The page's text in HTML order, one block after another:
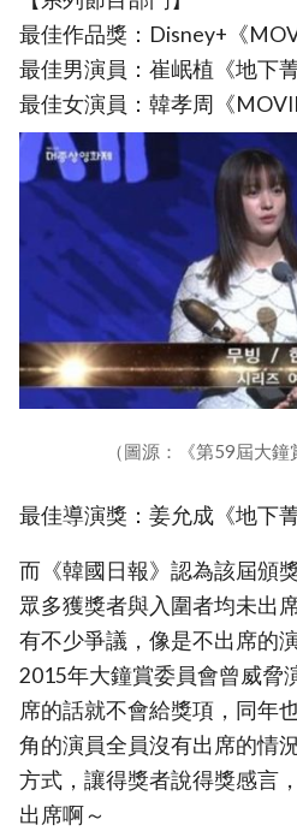
最佳作品獎：Disney+《
最佳男演員：崔岷植《地下菁
最佳女演員：韓孝周《
（圖源：《第59屆大鐘
最佳導演獎：姜允成《地下菁
而《韓國日報》認為該屆頒
眾多獲獎者與入圍者均未出
有不少爭議，像是不出席的
2015年大鐘賞委員會曾威脅
席的話就不會給獎項，同年
角的演員全員沒有出席的情
方式，讓得獎者說得獎感言
出席啊～